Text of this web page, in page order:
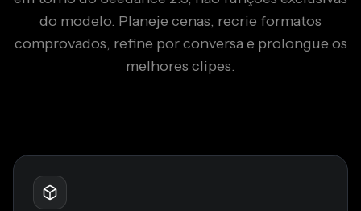
do modelo. Planeje cenas, recrie formatos
comprovados, refine por conversa e prolongue os
melhores clipes.